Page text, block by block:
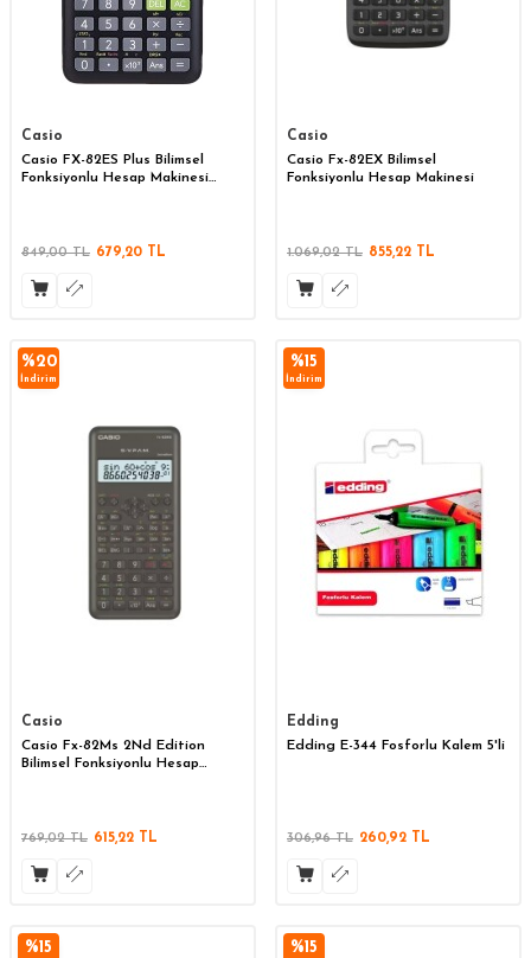
Casio
Casio FX-82ES Plus Bilimsel
Fonksiyonlu Hesap Makinesi
849,00TL 679,20 TL
Casio
Casio Fx-82EX Bilimsel
Fonksiyonlu Hesap Makinesi
1.069,02TL 855,22 TL
%20
İndirim
Casio
Casio Fx-82Ms 2Nd Edition
Bilimsel Fonksiyonlu Hesap
769,02TL 615,22 TL
%15
İndirim
Edding
Edding E-344 Fosforlu Kalem 5'li
306,96TL 260,92 TL
%15 %15